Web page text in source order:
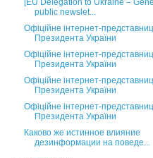
[EU Delegation to Ukraine –
public newslet...
Офіційне інтернет-
Президента України
Офіційне інтернет-
Президента України
Офіційне інтернет-
Президента України
Офіційне інтернет-
Президента України
Каково же истинное влияние
дезинформации на поведе...